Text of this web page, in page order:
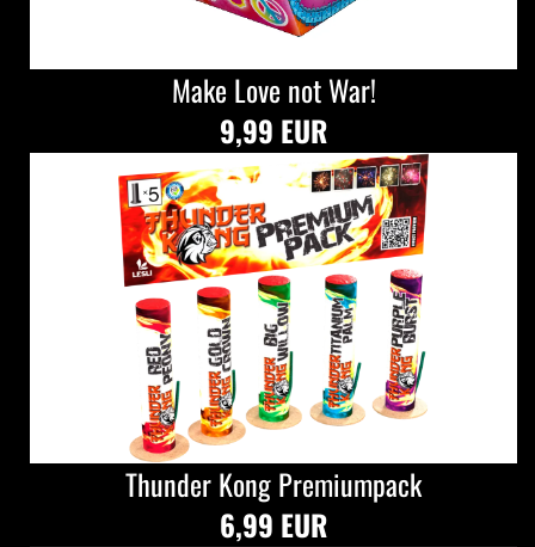
Make Love not War!
9,99 EUR
Thunder Kong Premiumpack
6,99 EUR